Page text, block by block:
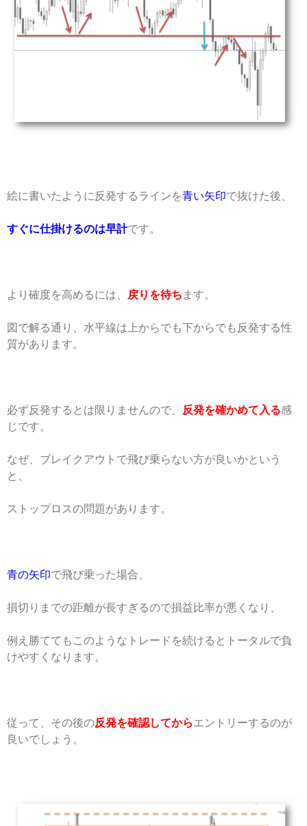
絵に書いたように反発するラインを青い矢印で抜けた後、
すぐに仕掛けるのは早計です。
より確度を高めるには、 戻り を待ち ます。
図で解る通り、水平線は上からでも下からでも反発する性
質があります。
必ず反発するとは限りませんので、 反発を確かめて入る感
じです。
なぜ、ブレイクアウトで飛び乗らない方が良いかという
と、
ストップロスの問題があります。
青の矢印で飛び乗った場合、
損切りまでの距離が長すぎるので損益比率が悪くなり、
例え勝ててもこのようなトレードを続けるとトータルで負
けやすくなります。
従って、その後の反発を確認してからエントリーするのが
良いでしょう。